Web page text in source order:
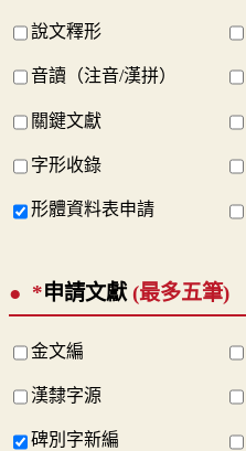
說文釋形
音讀（注音/漢拼）
關鍵文獻
字形收錄
形體資料表申請
*申請文獻 (最多五筆)
金文編
漢隸字源
碑別字新編